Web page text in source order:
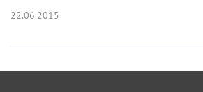
22.06.2015